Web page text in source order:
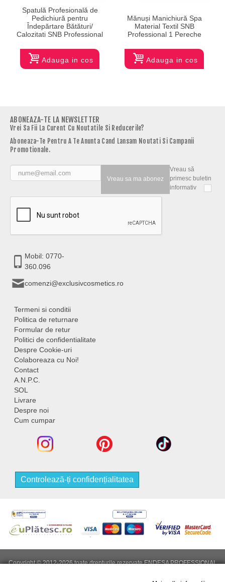
Spatulă Profesională de
Pedichiură pentru
Îndepărtare Bătături/
Calozitati SNB Professional
Adauga in cos
Mănuși Manichiură Spa
Material Textil SNB
Professional 1 Pereche
Adauga in cos
ABONEAZA-TE LA NEWSLETTER
Vrei Sa Fii La Curent Cu Noutatile Si Reducerile?
Aboneaza-Te Pentru A Te Anunta Cand Lansam Noutati Si Campanii
Promotionale.
Vreau sa ma abonez
Vreau să
primesc buletin
informativ
Termeni si conditii
Politica de returnare
Formular de retur
Politici de confidentialitate
Despre Cookie-uri
Colaboreaza cu Noi!
Contact
A.N.P.C.
SOL
Livrare
Despre noi
Cum cumpar
Mobil: 0770-
360.096
comenzi@exclusivcosmetics.ro
Controlează-ți confidențialitatea
Copyright © 2012-2026 toate drepturile rezervate ENDESA PROFESSIONAL